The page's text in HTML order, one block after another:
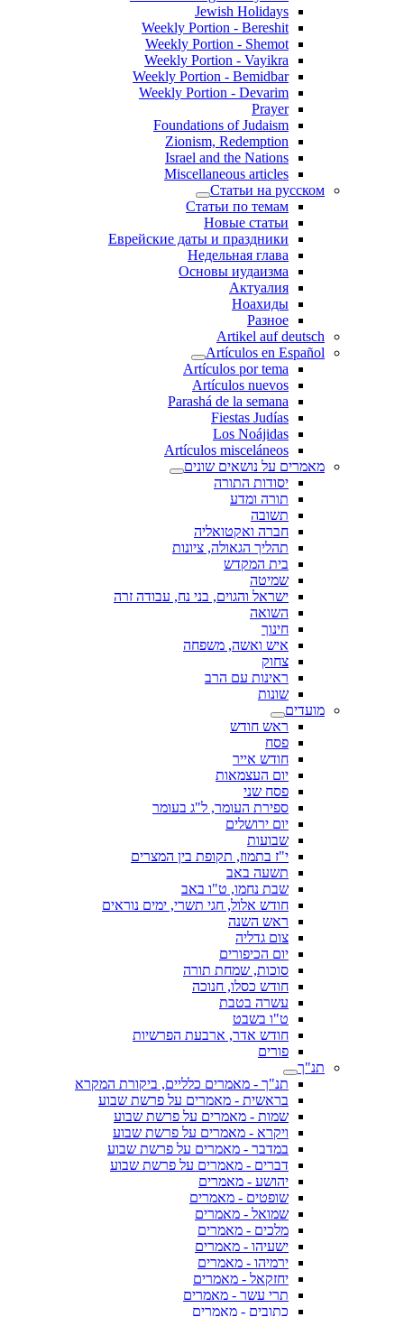
Jewish Holidays
Weekly Portion - Bereshit
Weekly Portion - Shemot
Weekly Portion - Vayikra
Weekly Portion - Bemidbar
Weekly Portion - Devarim
Prayer
Foundations of Judaism
Zionism, Redemption
Israel and the Nations
Miscellaneous articles
Статьи на русском
Статьи по темам
Новые статьи
Еврейские даты и праздники
Недельная глава
Основы иудаизма
Актуалия
Ноахиды
Разное
Artikel auf deutsch
Artículos en Español
Artículos por tema
Artículos nuevos
Parashá de la semana
Fiestas Judías
Los Noájidas
Artículos misceláneos
מאמרים על נושאים שונים
יסודות התורה
תורה ומדע
תשובה
חברה ואקטואליה
תהליך הגאולה, ציונות
בית המקדש
שמיטה
ישראל והגוים, בני נח, עבודה זרה
השואה
חינוך
איש ואשה, משפחה
צחוק
ראינות עם הרב
שונות
מועדים
ראש חודש
פסח
חודש אייר
יום העצמאות
פסח שני
ספירת העומר, ל"ג בעומר
יום ירושלים
שבועות
י"ז בתמוז, תקופת בין המצרים
תשעה באב
שבת נחמו, ט"ו באב
חודש אלול, חגי תשרי, ימים נוראים
ראש השנה
צום גדליה
יום הכיפורים
סוכות, שמחת תורה
חודש כסלו, חנוכה
עשרה בטבת
ט"ו בשבט
חודש אדר, ארבעת הפרשיות
פורים
תנ"ך
תנ"ך - מאמרים כלליים, ביקורת המקרא
בראשית - מאמרים על פרשת שבוע
שמות - מאמרים על פרשת שבוע
ויקרא - מאמרים על פרשת שבוע
במדבר - מאמרים על פרשת שבוע
דברים - מאמרים על פרשת שבוע
יהושע - מאמרים
שופטים - מאמרים
שמואל - מאמרים
מלכים - מאמרים
ישעיהו - מאמרים
ירמיהו - מאמרים
יחזקאל - מאמרים
תרי עשר - מאמרים
כתובים - מאמרים